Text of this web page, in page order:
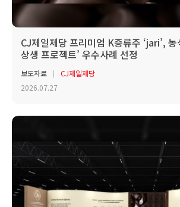
CJ제일제당 프리미엄 K증류주 ‘jari’, 농
상생 프로젝트’ 우수사례 선정
보도자료
CJ제일제당
2026.07.27